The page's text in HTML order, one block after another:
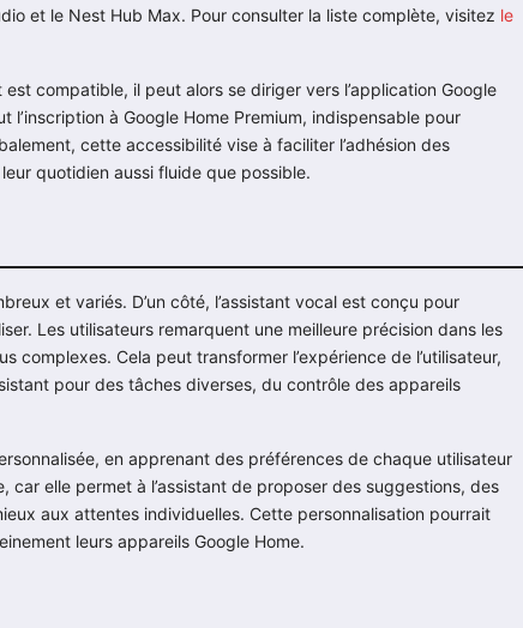
et le Nest Hub Max. Pour consulter la liste complète, visitez le
compatible, il peut alors se diriger vers l’application Google
l’inscription à Google Home Premium, indispensable pour
cette accessibilité vise à faciliter l’adhésion des
quotidien aussi fluide que possible.
et variés. D’un côté, l’assistant vocal est conçu pour
Les utilisateurs remarquent une meilleure précision dans les
Cela peut transformer l’expérience de l’utilisateur,
pour des tâches diverses, du contrôle des appareils
en apprenant des préférences de chaque utilisateur
elle permet à l’assistant de proposer des suggestions, des
aux attentes individuelles. Cette personnalisation pourrait
leurs appareils Google Home.